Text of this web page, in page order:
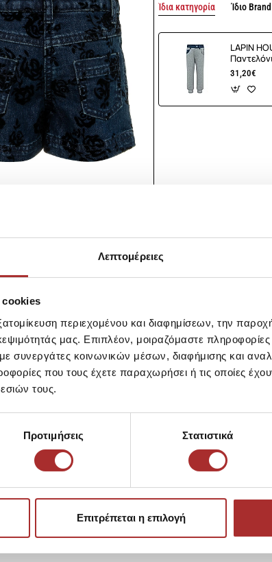
Λεπτομέρειες
cookies
περιεχομένου και διαφημίσεων, την
μας. Επιπλέον, μοιραζόμαστε
με συνεργάτες κοινωνικών μέσων, διαφήμισης και
που τους έχετε παραχωρήσει ή τις οποίες
τους.
Προτιμήσεις Στατιστικά
Επιτρέπεται η επιλογή
Ίδια κατηγορία Ίδιο Brand
LAPIN
31,20€